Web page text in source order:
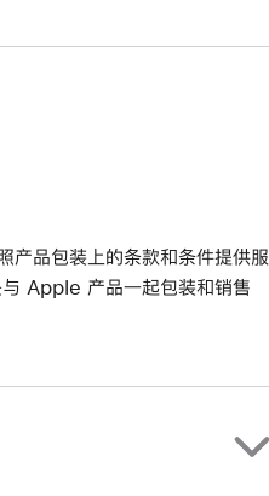
产品包装上的条款和条件提供服
Apple 产品一起包装和销售